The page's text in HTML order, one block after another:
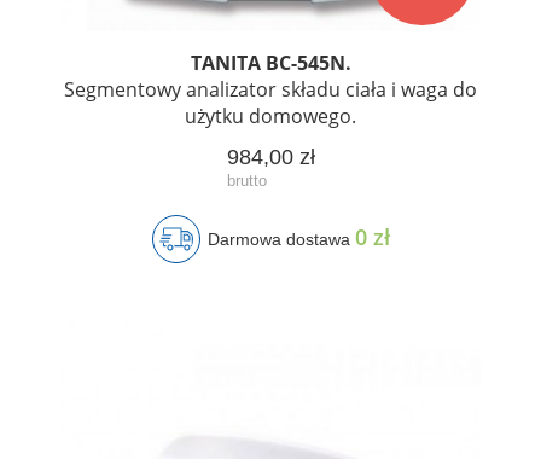
TANITA BC-545N.
Segmentowy analizator składu ciała i waga do
użytku domowego.
984,00 zł
Darmowa dostawa 0 zł